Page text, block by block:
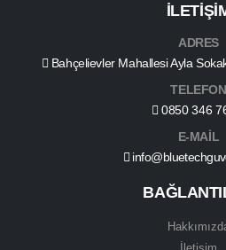
ADRES
Bahçelievler Mahallesi Ayla
TELEFON
0850 346
E-MAİL